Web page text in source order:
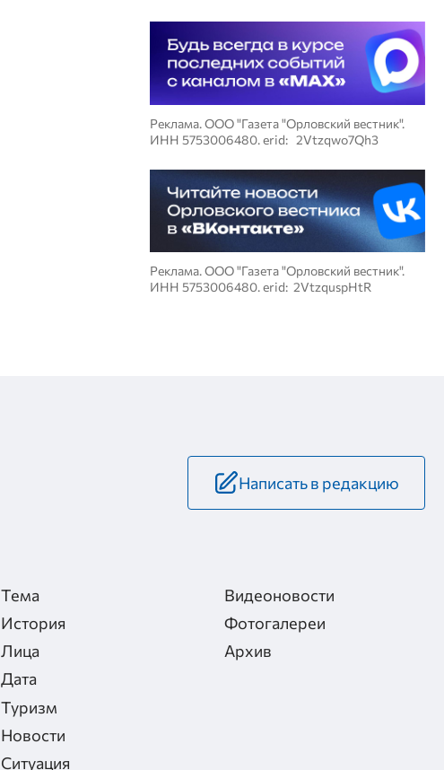
Реклама. ООО "Газета "Орловский вестник".
ИНН 5753006480. erid: 2Vtzqwo7Qh3
Реклама. ООО "Газета "Орловский вестник".
ИНН 5753006480. erid: 2VtzquspHtR
Написать в редакцию
Тема
История
Лица
Дата
Туризм
Новости
Ситуация
Видеоновости
Фотогалереи
Архив